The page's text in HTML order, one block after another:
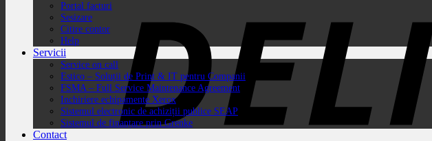
Portal facturi
Sesizare
Citire contor
Help
Servicii
Service on call
Estico – Soluții de Print & IT pentru Companii
FSMA – Full Service Maintenance Agreement
Inchiriere echipamente Xerox
Sistemul electronic de achiziții publice SEAP
Sistemul de finanțare prin Grenke
Contact